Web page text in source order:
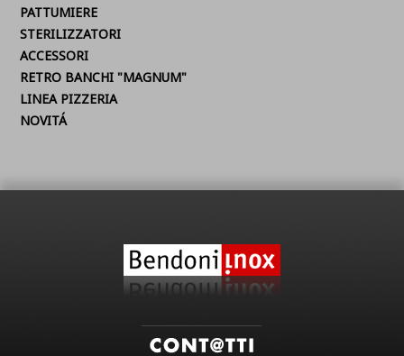
PATTUMIERE
STERILIZZATORI
ACCESSORI
RETRO BANCHI "MAGNUM"
LINEA PIZZERIA
NOVITÁ